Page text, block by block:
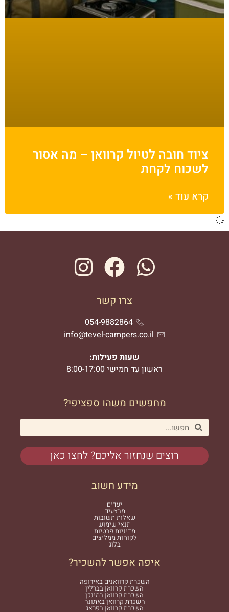
ציוד חובה לטיול קרוואן – מה אסור
לשכוח לקחת
קרא עוד »
צרו קשר
054-9882864
info@tevel-campers.co.il
שעות פעילות:
ראשון עד חמישי 8:00-17:00
מחפשים משהו ספציפי?
רוצים שנחזור אליכם? לחצו כאן
מידע חשוב
יעדים
מבצעים
שאלות תשובות
תנאי שימוש
מדיניות פרטיות
לקוחות ממליצים
בלוג
איפה אפשר להשכיר?
השכרת קרוואנים באירופה
השכרת קרוואן בברלין
השכרת קרוואן במינכן
השכרת קרוואן באתונה
השכרת קרוואן בפראג